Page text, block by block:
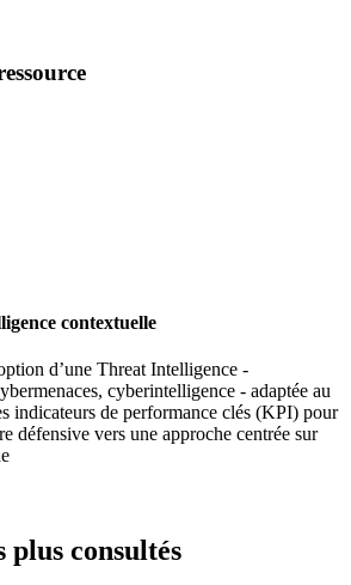
contextuelle
d’une Threat Intelligence -
cyberintelligence - adaptée au
indicateurs de performance clés (KPI) pour
défensive vers une approche centrée sur
plus consultés